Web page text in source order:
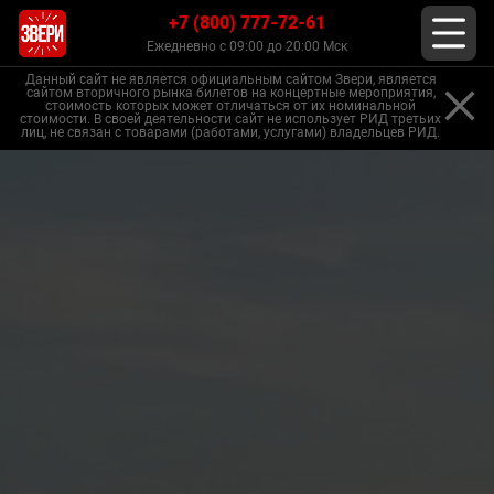
+7 (800) 777-72-61
Ежедневно с 09:00 до 20:00 Мск
Данный сайт не является официальным сайтом Звери, является
сайтом вторичного рынка билетов на концертные мероприятия,
стоимость которых может отличаться от их номинальной
стоимости. В своей деятельности сайт не использует РИД третьих
лиц, не связан с товарами (работами, услугами) владельцев РИД.